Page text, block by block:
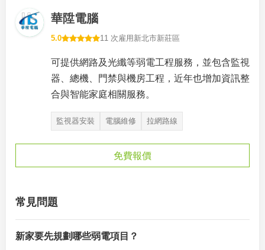
華陞電腦
5.0 11 次雇用 新北市新莊區
可提供網路及光纖等弱電工程服務，並包含監視
器、總機、門禁與機房工程，近年也增加資訊整
合與智能家庭相關服務。
監視器安裝 電腦維修 拉網路線
免費報價
常見問題
新家要先規劃哪些弱電項目？